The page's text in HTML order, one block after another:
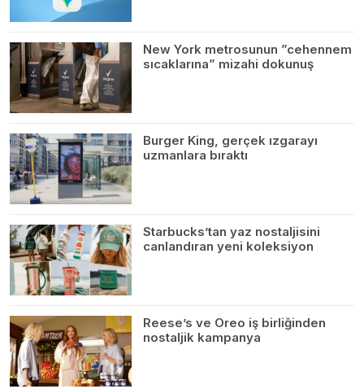
New York metrosunun ”cehennem
sıcaklarına” mizahi dokunuş
Burger King, gerçek ızgarayı
uzmanlara bıraktı
Starbucks’tan yaz nostaljisini
canlandıran yeni koleksiyon
Reese’s ve Oreo iş birliğinden
nostaljik kampanya